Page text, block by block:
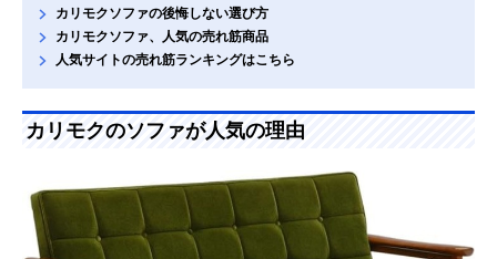
カリモクソファの後悔しない選び方
カリモクソファ、人気の売れ筋商品
人気サイトの売れ筋ランキングはこちら
カリモクのソファが人気の理由